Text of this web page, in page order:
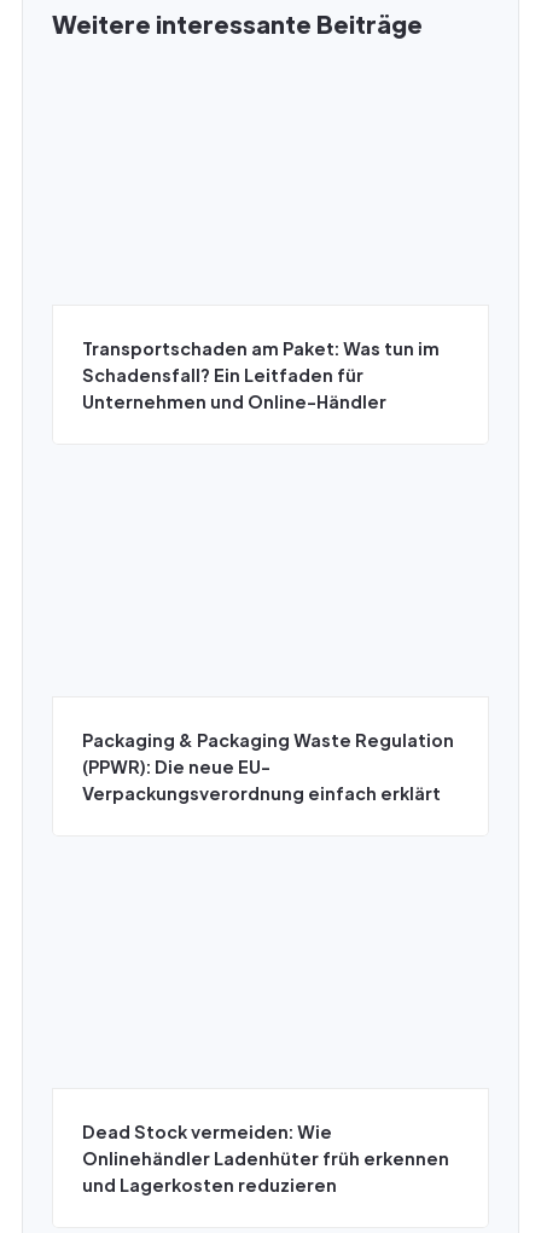
Weitere interessante Beiträge
Transportschaden am Paket: Was tun im
Schadensfall? Ein Leitfaden für
Unternehmen und Online-Händler
Packaging & Packaging Waste Regulation
(PPWR): Die neue EU-
Verpackungsverordnung einfach erklärt
Dead Stock vermeiden: Wie
Onlinehändler Ladenhüter früh erkennen
und Lagerkosten reduzieren